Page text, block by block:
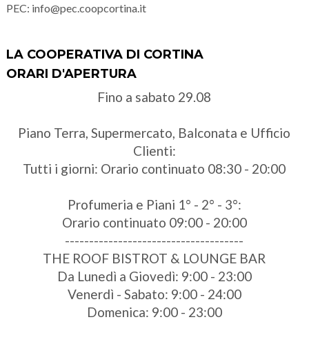
PEC: info@pec.coopcortina.it
LA COOPERATIVA DI CORTINA
ORARI D'APERTURA
Fino a sabato 29.08
Piano Terra, Supermercato, Balconata e Ufficio
Clienti:
Tutti i giorni: Orario continuato 08:30 - 20:00
Profumeria e Piani 1° - 2° - 3°:
Orario continuato 09:00 - 20:00
-------------------------------------
THE ROOF BISTROT & LOUNGE BAR
Da Lunedì a Giovedì: 9:00 - 23:00
Venerdì - Sabato: 9:00 - 24:00
Domenica: 9:00 - 23:00